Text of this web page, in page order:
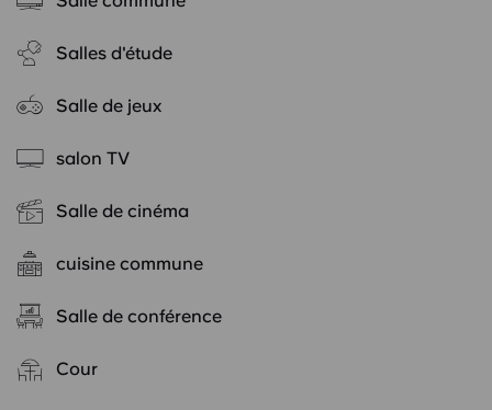
Salles d'étude
Salle de jeux
salon TV
Salle de cinéma
cuisine commune
Salle de conférence
Cour